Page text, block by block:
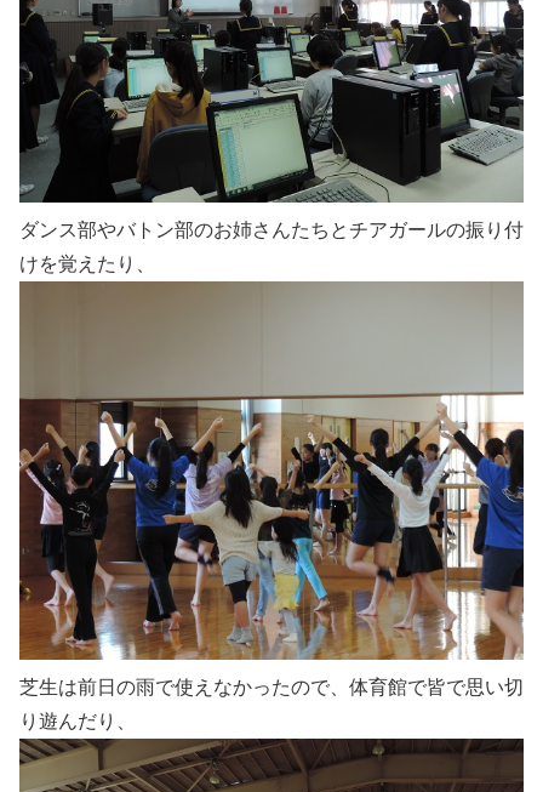
ダンス部やバトン部のお姉さんたちとチアガールの振り付
けを覚えたり、
芝生は前日の雨で使えなかったので、体育館で皆で思い切
り遊んだり、